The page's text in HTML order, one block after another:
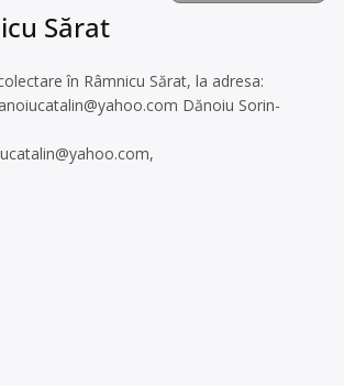
Sărat
în Râmnicu Sărat, la adresa:
Dănoiu Sorin-
,